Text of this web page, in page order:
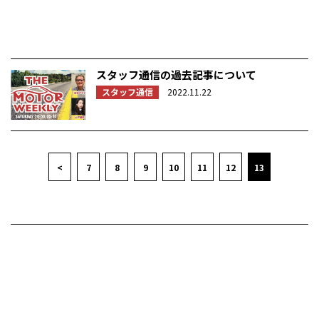
スタッフ通信の過去記事について
スタッフ通信 2022.11.22
< 7 8 9 10 11 12 13